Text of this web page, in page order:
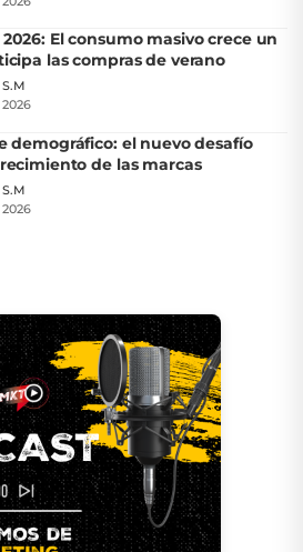
2026: El consumo masivo crece un
las compras de verano
2026
demográfico: el nuevo desafío
de las marcas
2026